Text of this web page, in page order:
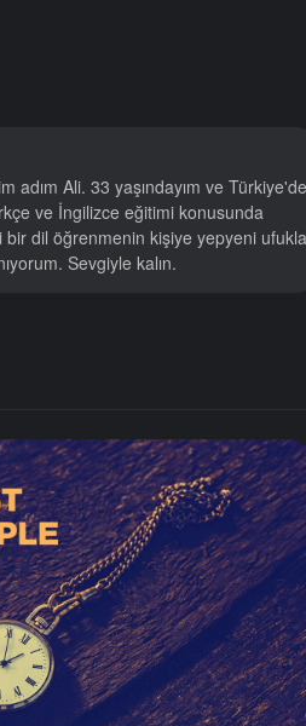
adım Ali. 33 yaşındayım ve Türkiye'de
ve İngilizce eğitimi konusunda
bir dil öğrenmenin kişiye yepyeni
Sevgiyle kalın.